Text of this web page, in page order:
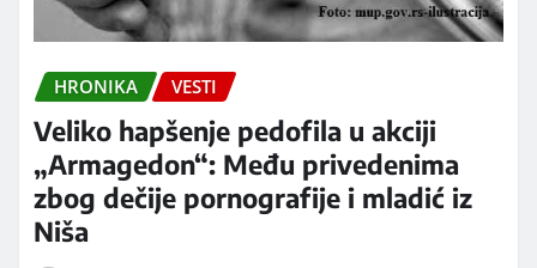
HRONIKA VESTI
Veliko hapšenje pedofila u akciji
„Armagedon“: Među privedenima
zbog dečije pornografije i mladić iz
Niša